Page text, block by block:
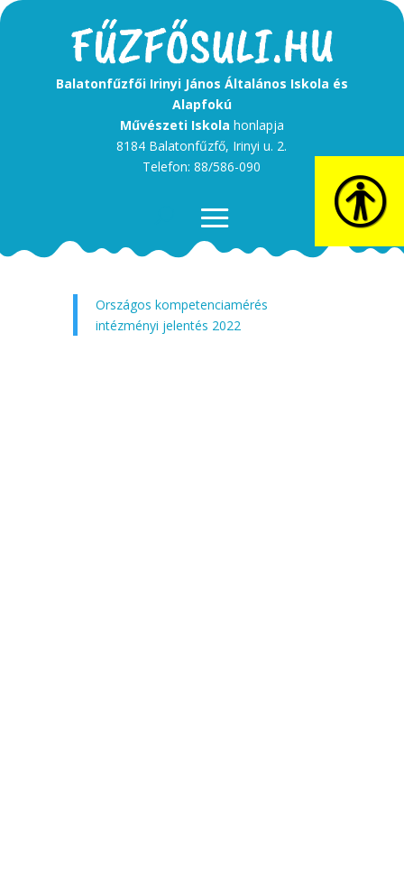
Balatonfűzfői Irinyi János Általános Iskola és
Alapfokú
Művészeti Iskola honlapja
8184 Balatonfűzfő, Irinyi u. 2.
Telefon: 88/586-090
Országos kompetenciamérés
intézményi jelentés 2022